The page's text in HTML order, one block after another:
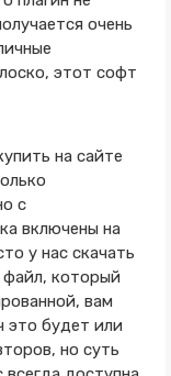
очень
этот софт
на сайте
с
включены на
у нас скачать
файл, который
вам
это будет или
но суть